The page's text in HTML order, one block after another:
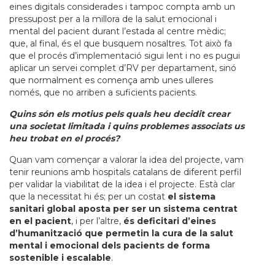
eines digitals considerades i tampoc compta amb un
pressupost per a la millora de la salut emocional i
mental del pacient durant l’estada al centre mèdic;
que, al final, és el que busquem nosaltres. Tot això fa
que el procés d’implementació sigui lent i no es pugui
aplicar un servei complet d’RV per departament, sinó
que normalment es comença amb unes ulleres
només, que no arriben a suficients pacients.
Quins són els motius pels quals heu decidit crear
una societat limitada i quins problemes associats us
heu trobat en el procés?
Quan vam començar a valorar la idea del projecte, vam
tenir reunions amb hospitals catalans de diferent perfil
per validar la viabilitat de la idea i el projecte. Està clar
que la necessitat hi és; per un costat el sistema
sanitari global aposta per ser un sistema centrat
en el pacient, i per l’altre, és deficitari d’eines
d’humanització que permetin la cura de la salut
mental i emocional dels pacients de forma
sostenible i escalable.